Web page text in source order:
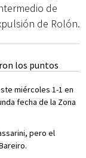
de
de Rolón.
miércoles 1-1 en
fecha de la Zona
pero el